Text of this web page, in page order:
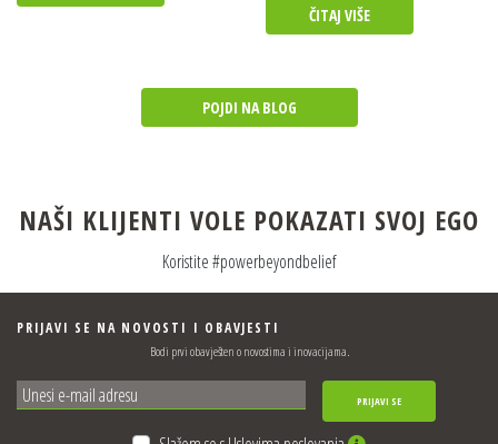
ČITAJ VIŠE
POJDI NA BLOG
NAŠI KLIJENTI VOLE POKAZATI SVOJ EGO
Koristite #powerbeyondbelief
PRIJAVI SE NA NOVOSTI I OBAVJESTI
Bodi prvi obavješten o novostima i inovacijama.
PRIJAVI SE